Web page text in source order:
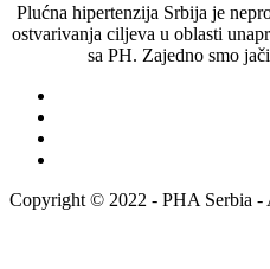
Plućna hipertenzija Srbija je
ostvarivanja ciljeva u oblasti
sa PH. Zajedno smo
Copyright © 2022 - PHA Serbia -